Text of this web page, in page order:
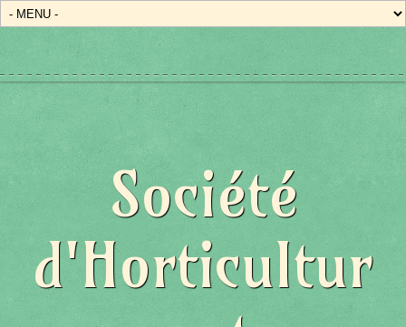
Société
d'Horticultur